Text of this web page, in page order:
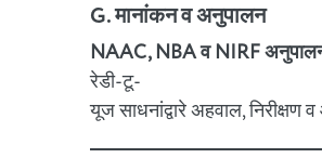
G. मानांकन व अनुपालन
NAAC, NBA व NIRF
रेडी-टू-
यूज साधनांद्वारे अहवाल,